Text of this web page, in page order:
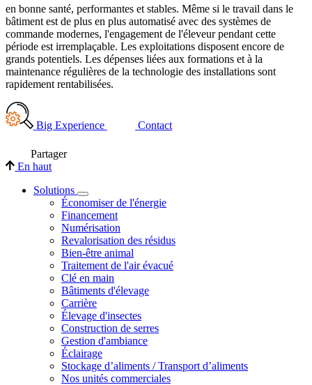
en bonne santé, performantes et stables. Même si le travail dans le
bâtiment est de plus en plus automatisé avec des systèmes de
commande modernes, l'engagement de l'éleveur pendant cette
période est irremplaçable. Les exploitations disposent encore de
grands potentiels. Les dépenses liées aux formations et à la
maintenance régulières de la technologie des installations sont
rapidement rentabilisées.
Big Experience Contact
Partager
En haut
Solutions
Économiser de l'énergie
Financement
Numérisation
Revalorisation des résidus
Bien-être animal
Traitement de l'air évacué
Clé en main
Bâtiments d'élevage
Carrière
Élevage d'insectes
Construction de serres
Gestion d'ambiance
Éclairage
Stockage d’aliments / Transport d’aliments
Nos unités commerciales